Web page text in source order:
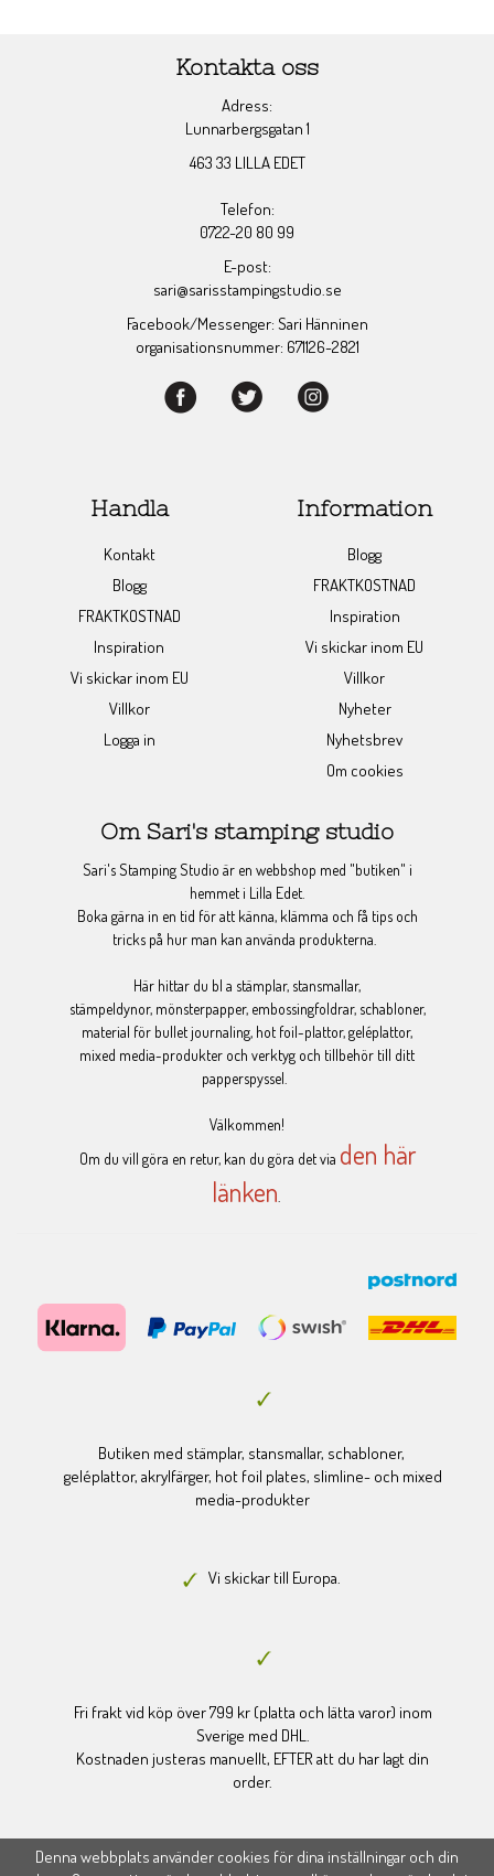
Kontakta oss
Adress:
Lunnarbergsgatan 1
463 33 LILLA EDET
Telefon:
0722-20 80 99
E-post:
sari@sarisstampingstudio.se
Facebook/Messenger: Sari Hänninen
organisationsnummer: 671126-2821
Handla
Kontakt
Blogg
FRAKTKOSTNAD
Inspiration
Vi skickar inom EU
Villkor
Logga in
Information
Blogg
FRAKTKOSTNAD
Inspiration
Vi skickar inom EU
Villkor
Nyheter
Nyhetsbrev
Om cookies
Om Sari's stamping studio
Sari's Stamping Studio är en webbshop med "butiken" i
hemmet i Lilla Edet.
Boka gärna in en tid för att känna, klämma och få tips och
tricks på hur man kan använda produkterna.
Här hittar du bl a stämplar, stansmallar,
stämpeldynor, mönsterpapper, embossingfoldrar, schabloner,
material för bullet journaling, hot foil-plattor, geléplattor,
mixed media-produkter och verktyg och tillbehör till ditt
papperspyssel.
Välkommen!
Om du vill göra en retur, kan du göra det via den här
länken.
Butiken med stämplar, stansmallar, schabloner,
geléplattor, akrylfärger, hot foil plates, slimline- och mixed
media-produkter
Vi skickar till Europa.
Fri frakt vid köp över 799 kr (platta och lätta varor) inom
Sverige med DHL.
Kostnaden justeras manuellt, EFTER att du har lagt din
order.
Denna webbplats använder cookies för dina inställningar och din